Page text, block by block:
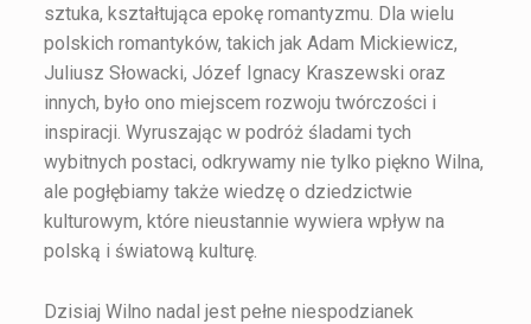
sztuka, kształtująca epokę romantyzmu. Dla wielu
polskich romantyków, takich jak Adam Mickiewicz,
Juliusz Słowacki, Józef Ignacy Kraszewski oraz
innych, było ono miejscem rozwoju twórczości i
inspiracji. Wyruszając w podróż śladami tych
wybitnych postaci, odkrywamy nie tylko piękno Wilna,
ale pogłębiamy także wiedzę o dziedzictwie
kulturowym, które nieustannie wywiera wpływ na
polską i światową kulturę.
Dzisiaj Wilno nadal jest pełne niespodzianek